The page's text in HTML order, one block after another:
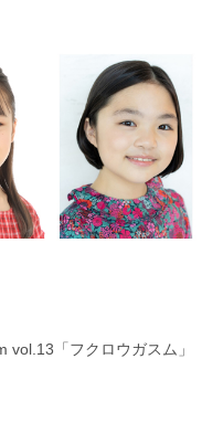
vol.13「フクロウガスム」